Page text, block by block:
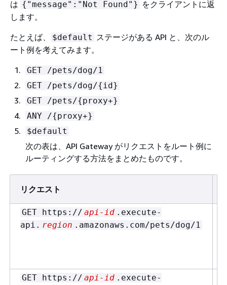
は { "message":"Not Found"} をクライアントに返
します。
たとえば、
$default ステージがある API と、次のル
ート例を考えてみます。
GET /pets/dog/1
GET /pets/dog/{id}
GET /pets/{proxy+}
ANY /{proxy+}
$default
次の表は、API Gateway がリクエストをルート例に
ルーティングする方法をまとめたものです。
リクエスト
GET https:// api-id .execute-
api. region .amazonaws.com/pets/dog/1
GET https:// api-id .execute-